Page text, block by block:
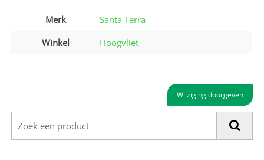
Merk
Santa Terra
Winkel
Hoogvliet
Wijziging doorgeven